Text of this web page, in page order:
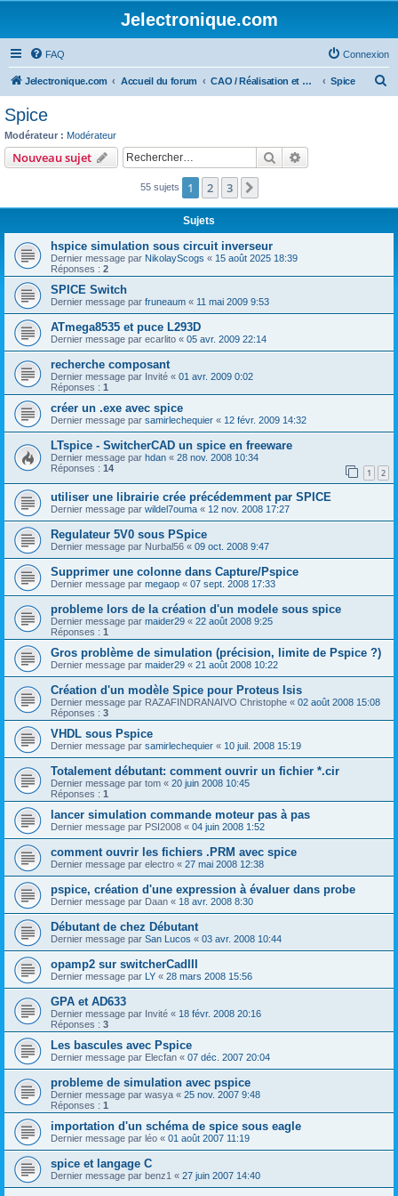
Jelectronique.com
FAQ Connexion
Jelectronique.com Accueil du forum CAO / Réalisation et montage de PCB Spice
c
Spice
Modérateur : Modérateur
Nouveau sujet Rechercher
55 sujets 1 2 3
Sujets
hspice simulation sous circuit inverseur
Dernier message par NikolayScogs « 15 août 2025 18:39
Réponses : 2
SPICE Switch
Dernier message par fruneaum « 11 mai 2009 9:53
ATmega8535 et puce L293D
Dernier message par ecarlito « 05 avr. 2009 22:14
recherche composant
Dernier message par Invité « 01 avr. 2009 0:02
Réponses : 1
créer un .exe avec spice
Dernier message par samirlechequier « 12 févr. 2009 14:32
LTspice - SwitcherCAD un spice en freeware
Dernier message par hdan « 28 nov. 2008 10:34
Réponses : 14 1 2
utiliser une librairie crée précédemment par SPICE
Dernier message par wildel7ouma « 12 nov. 2008 17:27
Regulateur 5V0 sous PSpice
Dernier message par Nurbal56 « 09 oct. 2008 9:47
Supprimer une colonne dans Capture/Pspice
Dernier message par megaop « 07 sept. 2008 17:33
probleme lors de la création d'un modele sous spice
Dernier message par maider29 « 22 août 2008 9:25
Réponses : 1
Gros problème de simulation (précision, limite de Pspice ?)
Dernier message par maider29 « 21 août 2008 10:22
Création d'un modèle Spice pour Proteus Isis
Dernier message par RAZAFINDRANAIVO Christophe « 02 août 2008 15:08
Réponses : 3
VHDL sous Pspice
Dernier message par samirlechequier « 10 juil. 2008 15:19
Totalement débutant: comment ouvrir un fichier *.cir
Dernier message par tom « 20 juin 2008 10:45
Réponses : 1
lancer simulation commande moteur pas à pas
Dernier message par PSI2008 « 04 juin 2008 1:52
comment ouvrir les fichiers .PRM avec spice
Dernier message par electro « 27 mai 2008 12:38
pspice, création d'une expression à évaluer dans probe
Dernier message par Daan « 18 avr. 2008 8:30
Débutant de chez Débutant
Dernier message par San Lucos « 03 avr. 2008 10:44
opamp2 sur switcherCadIII
Dernier message par LY « 28 mars 2008 15:56
GPA et AD633
Dernier message par Invité « 18 févr. 2008 20:16
Réponses : 3
Les bascules avec Pspice
Dernier message par Elecfan « 07 déc. 2007 20:04
probleme de simulation avec pspice
Dernier message par wasya « 25 nov. 2007 9:48
Réponses : 1
importation d'un schéma de spice sous eagle
Dernier message par léo « 01 août 2007 11:19
spice et langage C
Dernier message par benz1 « 27 juin 2007 14:40